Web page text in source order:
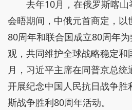
去年10月，在俄罗斯喀山
会晤期间，中俄元首商定，以
80周年和联合国成立80周年
观，共同维护全球战略稳定
月，习近平主席在同普京总
开展纪念中国人民抗日战争
斯战争胜利80周年活动。